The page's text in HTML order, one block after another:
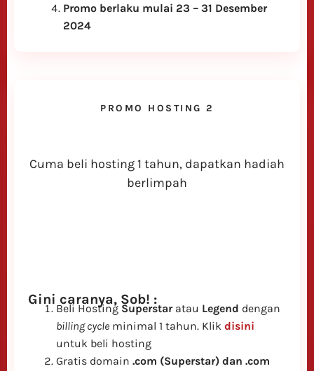
Promo berlaku mulai 23 – 31 Desember
2024
PROMO HOSTING 2
Cuma beli hosting 1 tahun, dapatkan hadiah
berlimpah
Gini caranya, Sob! :
Beli Hosting Superstaratau Legend dengan
billing cycle minimal 1 tahun. Klik disini
untuk beli hosting
Gratis domain .com (Superstar) dan .com